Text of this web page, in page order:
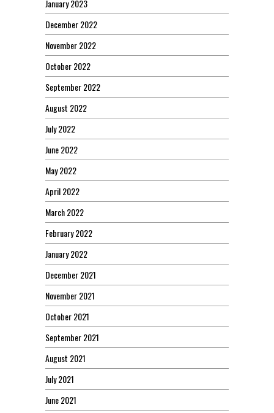
January 2023
December 2022
November 2022
October 2022
September 2022
August 2022
July 2022
June 2022
May 2022
April 2022
March 2022
February 2022
January 2022
December 2021
November 2021
October 2021
September 2021
August 2021
July 2021
June 2021